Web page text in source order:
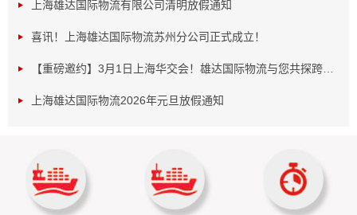
体雄达精英有序签到入场，在轻松愉悦的氛围中相聚畅谈，
分享一年来的收获与感悟，用欢声笑语为这场年度盛会拉开
荣耀周年：致敬榜样，艺献华章
上海雄达国际物流有限公司清明放假通知
喜讯！上海雄达国际物流苏州分公司正式成立！
【重磅邀约】3月1日上海华交会！雄达国际物流与您共探跨境...
上海雄达国际物流2026年元旦放假通知